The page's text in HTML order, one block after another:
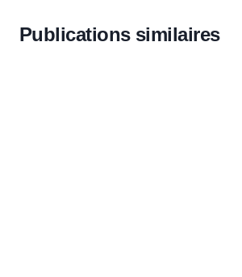
Publications similaires